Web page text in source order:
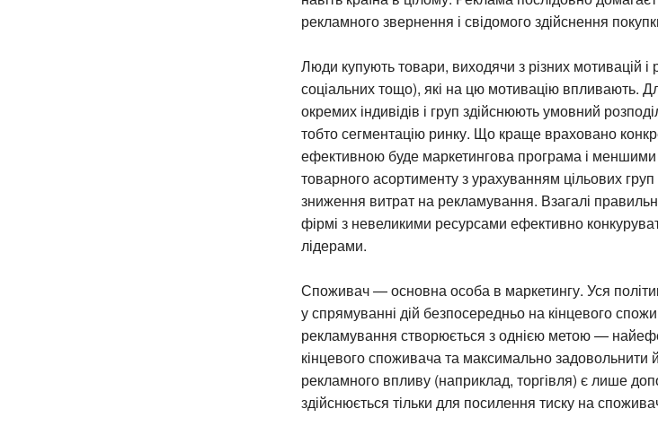
рекламного звернення і свідомого здійснення
Люди купують товари, виходячи з різних мотивацій і
соціальних тощо), які на цю мотивацію впливають.
окремих індивідів і груп здійснюють умовний
тобто сегментацію ринку. Що краще враховано
ефективною буде маркетингова програма і меншими
товарного асортименту з урахуванням цільових
зниження витрат на рекламування. Взагалі
фірмі з невеликими ресурсами ефективно
лідерами.
Споживач — основна особа в маркетингу. Уся
у спрямуванні дій безпосередньо на кінцевого
рекламування створюється з однією метою —
кінцевого споживача та максимально задовольнити
рекламного впливу (наприклад, торгівля) є лише
здійснюється тільки для посилення тиску на